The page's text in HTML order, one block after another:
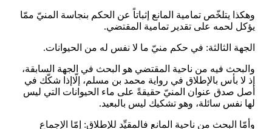
وهكذا يتلخّص تمامية المانع إثباتاً عن الحكم بنجاسة المنيّ ممّا
يؤكل لحمه على تقدير تمامية المقتضي.
الجهة الثالثة: في حكم منيّ ما لا نفس له من الحيوانات.
والبحث فيه من ناحية المقتضي هو البحث في الجهة السابقة،
إذ لا بأس بالإطلاق في رواية محمد بن مسلم، إلّاإذا شكّك في
أصل صدق عنوان المنيّ حقيقةً على ماء الحيوانات التي ليس
لها نفس سائلة، وهو تشكيك ليس بالبعيد.
وأمّا البحث من ناحية المانع فالمقيِّد للإطلاق: إمّا الإجماع